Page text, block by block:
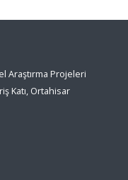
Araştırma Projeleri
Katı, Ortahisar